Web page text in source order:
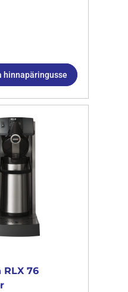
hinnapäringusse
76